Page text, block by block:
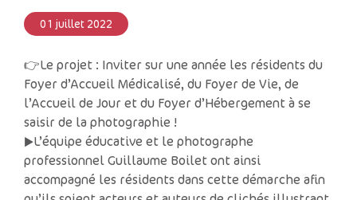
01 juillet 2022
👉Le projet : Inviter sur une année les résidents du
Foyer d’Accueil Médicalisé, du Foyer de Vie, de
l’Accueil de Jour et du Foyer d’Hébergement à se
saisir de la photographie !
▶L’équipe éducative et le photographe
professionnel Guillaume Boilet ont ainsi
accompagné les résidents dans cette démarche afin